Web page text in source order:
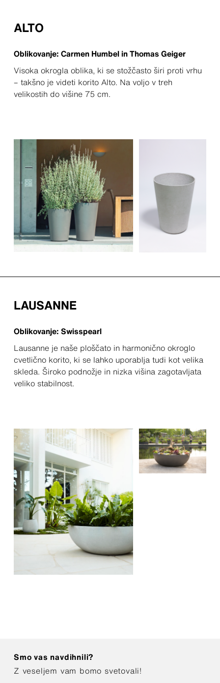
ALTO
Oblikovanje: Carmen Humbel in Thomas Geiger
Visoka okrogla oblika, ki se stožčasto širi proti vrhu
– takšno je videti korito Alto. Na voljo v treh
velikostih do višine 75 cm.
LAUSANNE
Oblikovanje: Swisspearl
Lausanne je naše ploščato in harmonično okroglo
cvetlično korito, ki se lahko uporablja tudi kot velika
skleda. Široko podnožje in nizka višina zagotavljata
veliko stabilnost.
Smo vas navdihnili?
Z veseljem vam bomo svetovali!